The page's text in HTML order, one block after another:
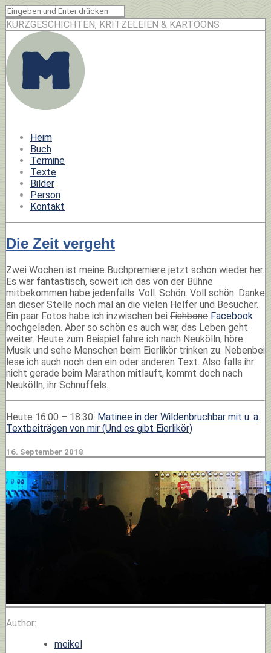
KURZGESCHICHTEN, KRITZELEIEN & KARTOONS
Heim
Buch
Termine
Texte
Bilder
Person
Kontakt
Die Zeit vergeht
Zwei Wochen ist meine Buchpremiere jetzt schon wieder her.
Es war fantastisch, soweit ich das von der Bühne
mitbekommen habe jedenfalls. Voll. Schön. Voll schön. Danke
an dieser Stelle noch mal an die vielen Helfer und Besucher.
Ein paar Fotos habe ich inzwischen bei Fishbone Facebook
hochgeladen. Aber so schön es auch war, das Leben geht
weiter. Heute zum Beispiel fahre ich nach Neukölln, höre
Musik und sehe Menschen beim Eierlikör trinken zu. Nebenbei
lese ich auch noch den ein oder anderen Text. Also falls ihr
nicht gerade beim Marathon mitlauft, kommt doch nach
Neukölln, ihr Schnuffels.
Heute 16:00 – 18:30: Matinee in der Wildenbruchbar mit u. a.
Textbeiträgen von mir (Und es gibt Eierlikör)
16. September 2018
Author:
meikel